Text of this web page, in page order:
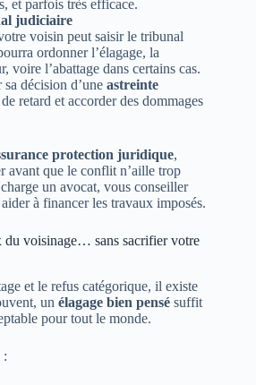
et parfois très efficace.
judiciaire
voisin peut saisir le tribunal
ordonner l’élagage, la
voire l’abattage dans certains cas.
décision d’une astreinte
retard et accorder des dommages
protection juridique,
avant que le conflit n’aille trop
un avocat, vous conseiller
à financer les travaux imposés.
du voisinage… sans sacrifier votre
et le refus catégorique, il existe
un élagage bien pensé suffit
pour tout le monde.
: